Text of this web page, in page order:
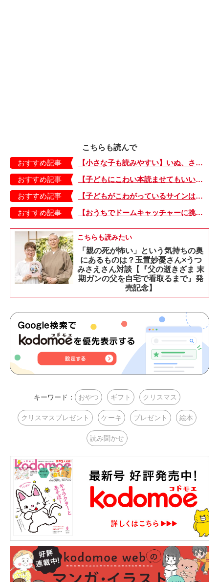
こちらも読んで
おすすめ記事
【小さな子も読みやすい】いぬ、さる、うさぎ、ゴリラにあひる…動物たちのまねっこできるかな？『まねまねっこ』発売中！
おすすめ記事
【子どもにこわい本読ませてもいいの？】「子どもはどのようなものにこわさを感じやすいのでしょうか？」
おすすめ記事
【子どもがこわがっているサインは？】「読み聞かせのとき、子どもがこわがっていると判断できるサインを教えてください！」
おすすめ記事
【おうちでドームキャッチャーに挑戦だ】アンパンマン わくわくドームキャッチャー
こちらも読みたい
「親の死が怖い」という気持ちの奥
にあるものは？玉置妙憂さん×うつ
みさえさん対談【『父の逝きざま 末
期ガンの父を自宅で看取るまで』発
売記念】
キーワード： おやつ ギフト クリスマス
クリスマスプレゼント ケーキ プレゼント 絵本
読み聞かせ